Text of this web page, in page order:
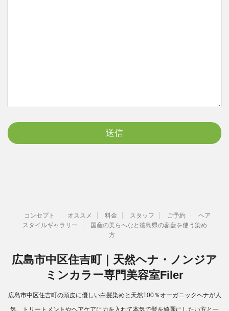
コンセプト オススメ 料金 スタッフ ご予約
ヘア
スタイルギャラリー
国産の美らへなと徳島県の蓼藍を使う染め
方
広島市中区住吉町｜天然ヘナ・ノンジア
ミンカラー専門美容室Filer
広島市中区住吉町の頭皮に優しい白髪染めと天然100％オーガニックヘナが人
気。トリートメントやヘアケアに力を入れて本気で髪を綺麗にしたい方と一